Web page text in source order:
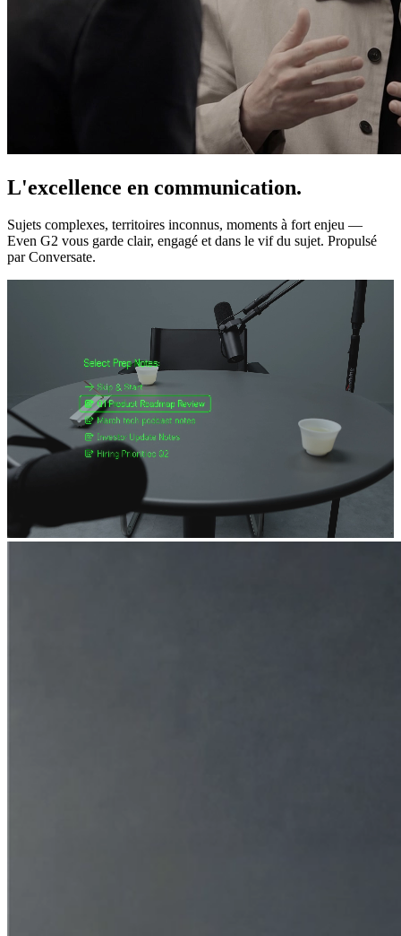
L'excellence en communication.
Sujets complexes, territoires inconnus, moments à fort enjeu —
Even G2 vous garde clair, engagé et dans le vif du sujet. Propulsé
par Conversate.